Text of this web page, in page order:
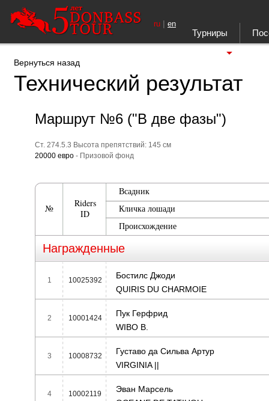
Турниры
ru | en
Вернуться назад
Технический результат
Маршрут №6 ("В две фазы")
Ст. 274.5.3 Высота препятствий: 145 см
20000 евро - Призовой фонд
№
Riders
ID
Всадник
Кличка лошади
Происхождение
Награжденные
1 10025392
Бостилс Джоди
QUIRIS DU CHARMOIE
2 10001424
Пук Герфрид
WIBO B.
3 10008732
Густаво да Сильва Артур
VIRGINIA ||
4 10002119
Эван Марсель